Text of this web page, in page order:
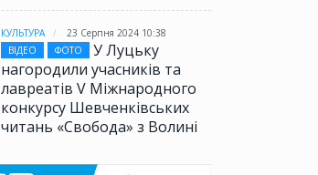
КУЛЬТУРА
23 Серпня 2024 10:38
ВІДЕО
ФОТО
У Луцьку
нагородили учасників та
лавреатів V Міжнародного
конкурсу Шевченківських
читань «Свобода» з Волині